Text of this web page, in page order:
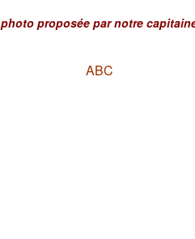
photo proposée par notre
ABC